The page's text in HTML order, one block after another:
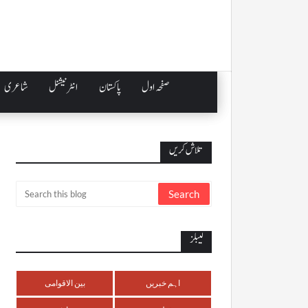
صفحہ اول پاکستان انٹرنیشنل شاعری
تلاش کریں
لیبلز
اہم خبریں بین الاقوامی